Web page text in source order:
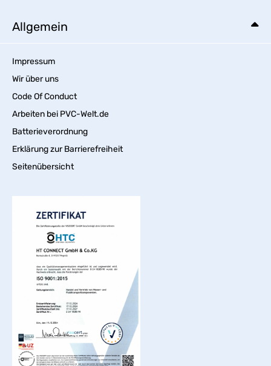
Allgemein
Impressum
Wir über uns
Code Of Conduct
Arbeiten bei PVC-Welt.de
Batterieverordnung
Erklärung zur Barrierefreiheit
Seitenübersicht